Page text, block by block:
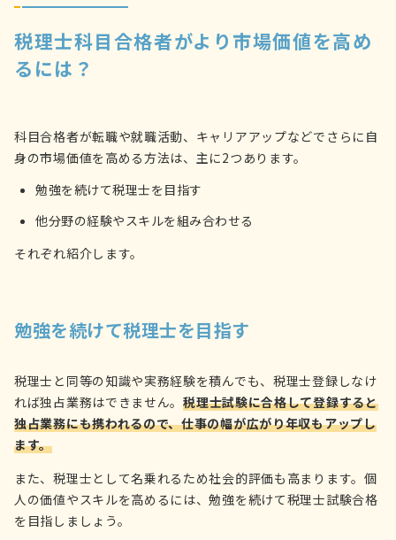
税理士科目合格者がより市場価値を高め
るには？
科目合格者が転職や就職活動、キャリアアップなどでさらに自
身の市場価値を高める方法は、主に2つあります。
勉強を続けて税理士を目指す
他分野の経験やスキルを組み合わせる
それぞれ紹介します。
勉強を続けて税理士を目指す
税理士と同等の知識や実務経験を積んでも、税理士登録しなけ
れば独占業務はできません。税理士試験に合格して登録すると
独占業務にも携われるので、仕事の幅が広がり年収もアップし
ます。
また、税理士として名乗れるため社会的評価も高まります。個
人の価値やスキルを高めるには、勉強を続けて税理士試験合格
を目指しましょう。